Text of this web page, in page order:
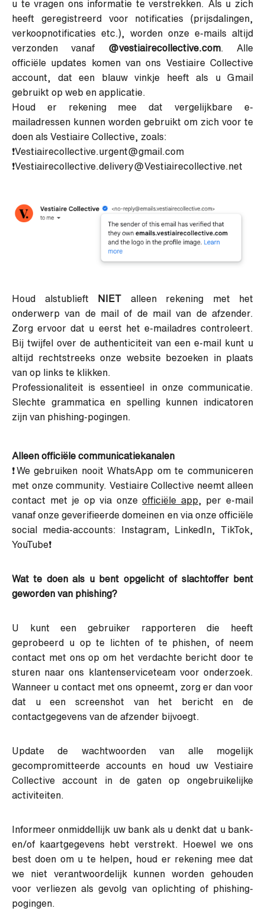
u te vragen ons informatie te verstrekken. Als u zich
heeft geregistreerd voor notificaties (prijsdalingen,
verkoopnotificaties etc.), worden onze e-mails altijd
verzonden vanaf @vestiairecollective.com. Alle
officiële updates komen van ons Vestiaire Collective
account, dat een blauw vinkje heeft als u Gmail
gebruikt op web en applicatie.
Houd er rekening mee dat vergelijkbare e-
mailadressen kunnen worden gebruikt om zich voor te
doen als Vestiaire Collective, zoals:
❗Vestiairecollective.urgent@gmail.com
❗Vestiairecollective.delivery@Vestiairecollective.net
Houd alstublieft NIET alleen rekening met het
onderwerp van de mail of de mail van de afzender.
Zorg ervoor dat u eerst het e-mailadres controleert.
Bij twijfel over de authenticiteit van een e-mail kunt u
altijd rechtstreeks onze website bezoeken in plaats
van op links te klikken.
Professionaliteit is essentieel in onze communicatie.
Slechte grammatica en spelling kunnen indicatoren
zijn van phishing-pogingen.
Alleen officiële communicatiekanalen
❗We gebruiken nooit WhatsApp om te communiceren
met onze community. Vestiaire Collective neemt alleen
contact met je op via onzeofficiële app , per e-mail
vanaf onze geverifieerde domeinen en via onze officiële
social media-accounts: Instagram, LinkedIn, TikTok,
YouTube❗
Wat te doen als u bent opgelicht of slachtoffer bent
geworden van phishing?
U kunt een gebruiker rapporteren die heeft
geprobeerd u op te lichten of te phishen,
of neem
contact met ons op om het verdachte bericht door te
sturen naar ons klantenserviceteam voor onderzoek.
Wanneer u contact met ons opneemt, zorg er dan voor
dat u een screenshot van het bericht en de
contactgegevens van de afzender bijvoegt.
Update de wachtwoorden van alle mogelijk
gecompromitteerde accounts en houd uw Vestiaire
Collective account in de gaten op ongebruikelijke
activiteiten.
Informeer onmiddellijk uw bank als u denkt dat u bank-
en/of kaartgegevens hebt verstrekt. Hoewel we ons
best doen om u te helpen, houd er rekening mee dat
we niet verantwoordelijk kunnen worden gehouden
voor verliezen als gevolg van oplichting of phishing-
pogingen.